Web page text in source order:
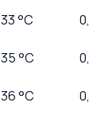
33°C
35°C
36°C